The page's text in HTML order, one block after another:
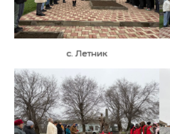
с. Летник